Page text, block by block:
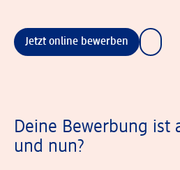
Jetzt online bewerben
Deine Bewerbung ist
und nun?